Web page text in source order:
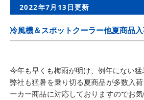
2022年7月13日更新
冷風機＆スポットクーラー他夏商品入
今年も早くも梅雨が明け、例年にない猛
弊社も猛暑を乗り切る夏商品が多数入
ーカー商品に対応しておりますのでお